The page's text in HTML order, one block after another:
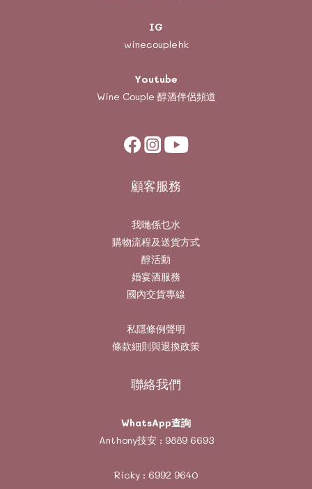
IG
winecouplehk
Youtube
Wine Couple 醇酒伴侶頻道
顧客服務
我哋係乜水
購物流程及送貨方式
醇活動
婚宴酒服務
國內交貨專線
私隱條例聲明
條款細則與退換政策
聯絡我們
WhatsApp查詢
Anthony技安 : 9889 6693
Ricky : 6992 9640